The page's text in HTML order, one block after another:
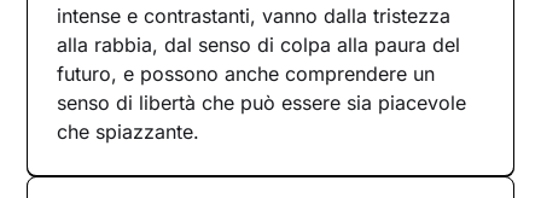
intense e contrastanti, vanno dalla tristezza
alla rabbia, dal senso di colpa alla paura del
futuro, e possono anche comprendere un
senso di libertà che può essere sia piacevole
che spiazzante.